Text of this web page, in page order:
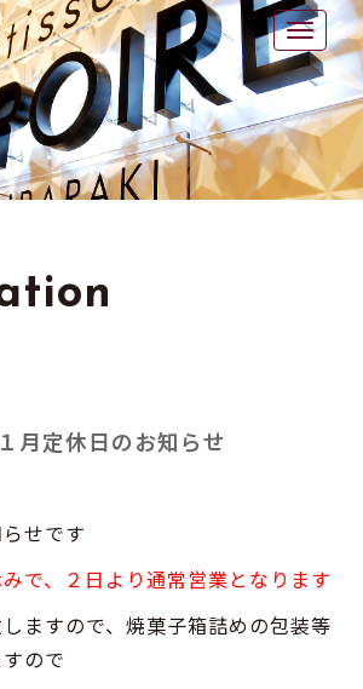
Toggle
ポワール
月定休日のお知らせ
せです
で、２日より通常営業となります
ますので、焼菓子箱詰めの包装等
ので